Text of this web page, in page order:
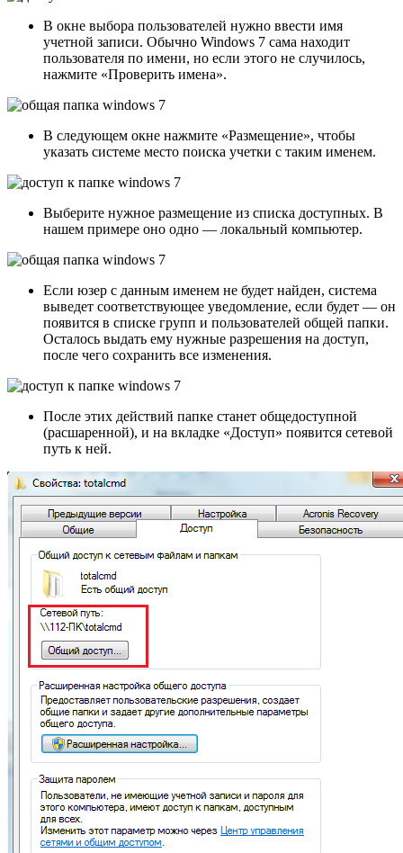
В окне выбора пользователей нужно ввести имя
учетной записи. Обычно Windows 7 сама находит
пользователя по имени, но если этого не случилось,
нажмите «Проверить имена».
В следующем окне нажмите «Размещение», чтобы
указать системе место поиска учетки с таким именем.
Выберите нужное размещение из списка доступных. В
нашем примере оно одно — локальный компьютер.
Если юзер с данным именем не будет найден, система
выведет соответствующее уведомление, если будет — он
появится в списке групп и пользователей общей папки.
Осталось выдать ему нужные разрешения на доступ,
после чего сохранить все изменения.
После этих действий папке станет общедоступной
(расшаренной), и на вкладке «Доступ» появится сетевой
путь к ней.